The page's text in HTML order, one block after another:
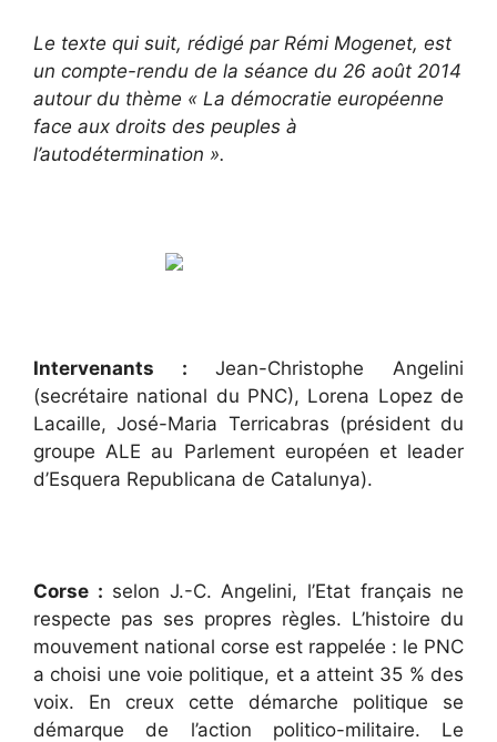
Le texte qui suit, rédigé par Rémi Mogenet, est
un compte-rendu de la séance du 26 août 2014
autour du thème « La démocratie européenne
face aux droits des peuples à
l’autodétermination ».
Intervenants : Jean-Christophe Angelini
(secrétaire national du PNC), Lorena Lopez de
Lacaille, José-Maria Terricabras (président du
groupe ALE au Parlement européen et leader
d’Esquera Republicana de Catalunya).
Corse : selon J.-C. Angelini, l’Etat français ne
respecte pas ses propres règles. L’histoire du
mouvement national corse est rappelée : le PNC
a choisi une voie politique, et a atteint 35 % des
voix. En creux cette démarche politique se
démarque de l’action politico-militaire. Le